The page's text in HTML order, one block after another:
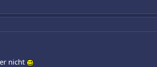
nicht